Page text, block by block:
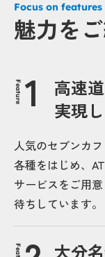
Focus on features
魅力を
Feature
高速
実現
人気のセブンカ
各種をはじめ、
サービスをご用
待ちしています。
大分